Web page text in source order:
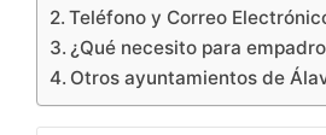
Teléfono y Correo
¿Qué necesito para
Otros ayuntamientos de